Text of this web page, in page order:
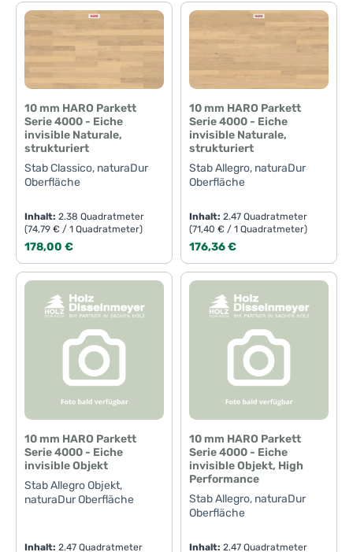
10 mm HARO Parkett
Serie 4000 - Eiche
invisible Naturale,
strukturiert
Stab Classico, naturaDur
Oberfläche
Inhalt:2.38 Quadratmeter
(74,79 € / 1 Quadratmeter)
Regulärer Preis:
178,00 €
10 mm HARO Parkett
Serie 4000 - Eiche
invisible Naturale,
strukturiert
Stab Allegro, naturaDur
Oberfläche
Inhalt:2.47 Quadratmeter
(71,40 € / 1 Quadratmeter)
Regulärer Preis:
176,36 €
10 mm HARO Parkett
Serie 4000 - Eiche
invisible Objekt
Stab Allegro Objekt,
naturaDur Oberfläche
Inhalt:2.47 Quadratmeter
10 mm HARO Parkett
Serie 4000 - Eiche
invisible Objekt, High
Performance
Stab Allegro, naturaDur
Oberfläche
Inhalt:2.47 Quadratmeter